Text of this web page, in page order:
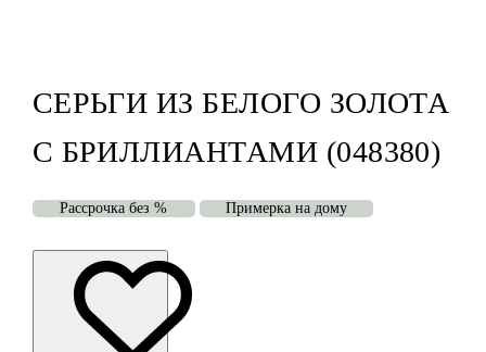
СЕРЬГИ ИЗ БЕЛОГО ЗОЛОТА
С БРИЛЛИАНТАМИ (048380)
Рассрочка без % Примерка на дому